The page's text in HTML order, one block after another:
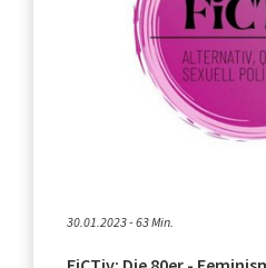
30.01.2023 - 63 Min.